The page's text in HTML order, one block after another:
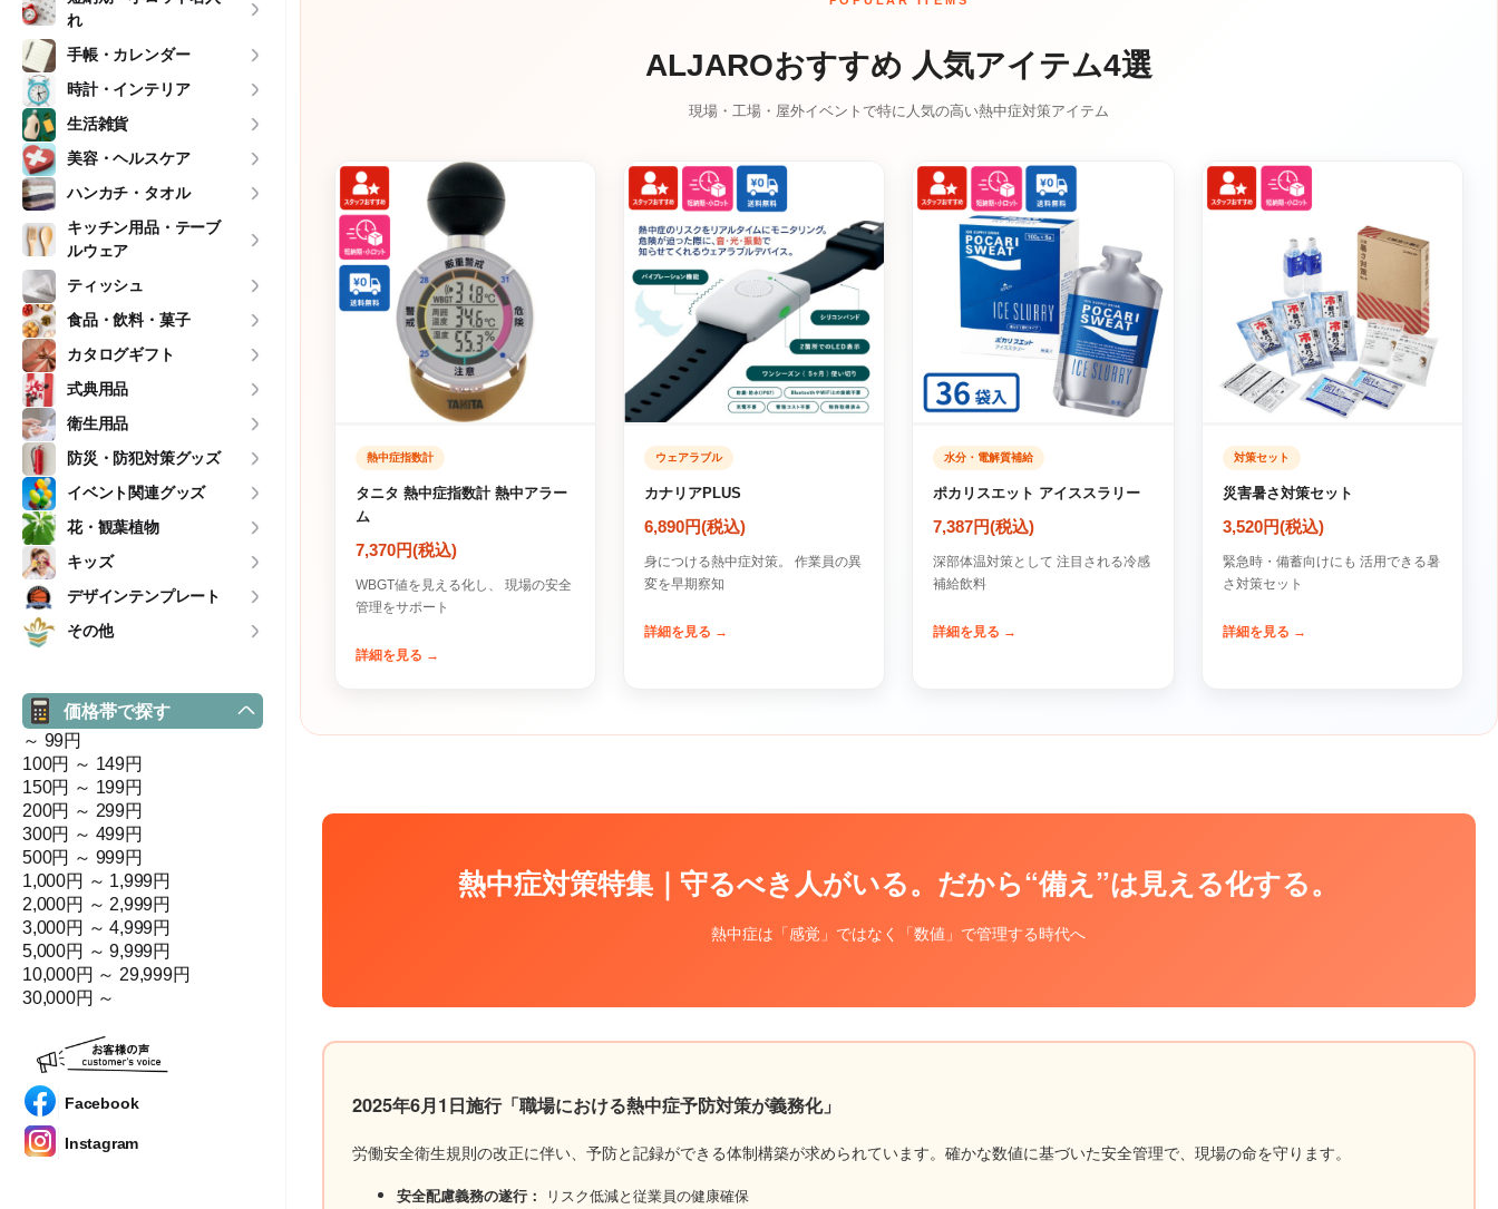
れ
手帳・カレンダー
時計・インテリア
生活雑貨
美容・ヘルスケア
ハンカチ・タオル
キッチン用品・テーブ
ルウェア
ティッシュ
食品・飲料・菓子
カタログギフト
式典用品
衛生用品
防災・防犯対策グッズ
イベント関連グッズ
花・観葉植物
キッズ
デザインテンプレート
その他
価格帯で探す
～ 99円
100円 ～ 149円
150円 ～ 199円
200円 ～ 299円
300円 ～ 499円
500円 ～ 999円
1,000円 ～ 1,999円
2,000円 ～ 2,999円
3,000円 ～ 4,999円
5,000円 ～ 9,999円
10,000円 ～ 29,999円
30,000円 ～
Facebook
Instagram
ALJAROおすすめ 人気アイテム4選
現場・工場・屋外イベントで特に人気の高い熱中症対策アイテム
熱中症指数計
タニタ 熱中症指数計 熱中アラー
ム
7,370円(税込)
WBGT値を見える化し、 現場の安全
管理をサポート
詳細を見る →
ウェアラブル
カナリアPLUS
6,890円(税込)
身につける熱中症対策。 作業員の異
変を早期察知
詳細を見る →
水分・電解質補給
ポカリスエット アイススラリー
7,387円(税込)
深部体温対策として 注目される冷感
補給飲料
詳細を見る →
対策セット
災害暑さ対策セット
3,520円(税込)
緊急時・備蓄向けにも 活用できる暑
さ対策セット
詳細を見る →
熱中症対策特集｜守るべき人がいる。だから“備え”は見える化する。
熱中症は「感覚」ではなく「数値」で管理する時代へ
2025年6月1日施行「職場における熱中症予防対策が義務化」
労働安全衛生規則の改正に伴い、予防と記録ができる体制構築が求められています。確かな数値に基づいた安全管理で、現場の命を守ります。
安全配慮義務の遂行：
リスク低減と従業員の健康確保